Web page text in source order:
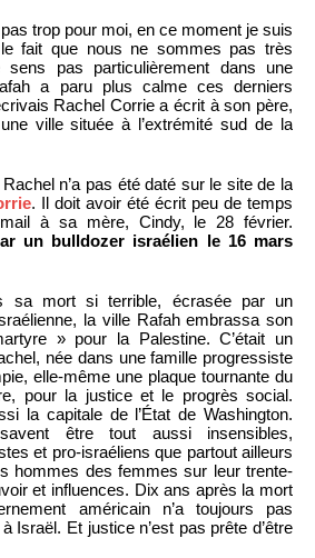
trop pour moi, en ce moment je suis
fait que nous ne sommes pas très
pas particulièrement dans une
a paru plus calme ces derniers
Rachel Corrie a écrit à son père,
ville située à l’extrémité sud de la
n’a pas été daté sur le site de la
. Il doit avoir été écrit peu de temps
à sa mère, Cindy, le 28 février.
un bulldozer israélien le 16 mars
sa mort si terrible, écrasée par un
la ville Rafah embrassa son
» pour la Palestine. C’était un
née dans une famille progressiste
elle-même une plaque tournante du
pour la justice et le progrès social.
la capitale de l’État de Washington.
être tout aussi insensibles,
et pro-israéliens que partout ailleurs
hommes des femmes sur leur trente-
et influences. Dix ans après la mort
américain n’a toujours pas
Israël. Et justice n’est pas prête d’être